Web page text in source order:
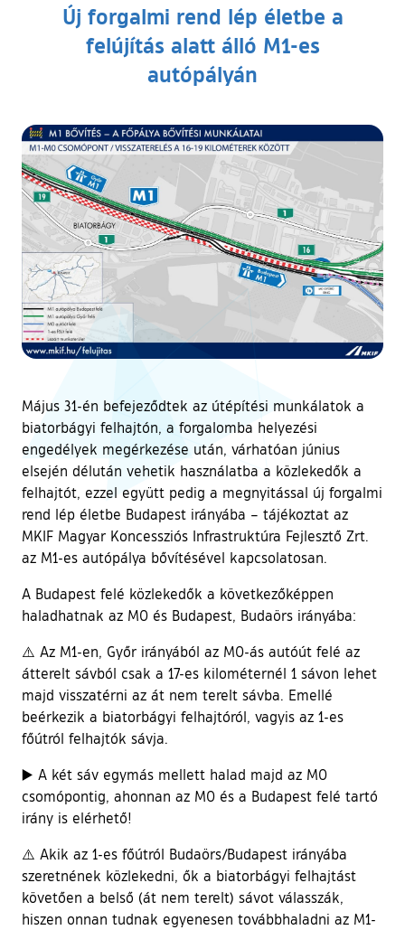
Új forgalmi rend lép életbe a
felújítás alatt álló M1-es
autópályán
Május 31-én befejeződtek az útépítési munkálatok a
biatorbágyi felhajtón, a forgalomba helyezési
engedélyek megérkezése után, várhatóan június
elsején délután vehetik használatba a közlekedők a
felhajtót, ezzel együtt pedig a megnyitással új forgalmi
rend lép életbe Budapest irányába – tájékoztat az
MKIF Magyar Koncessziós Infrastruktúra Fejlesztő Zrt.
az M1-es autópálya bővítésével kapcsolatosan.
A Budapest felé közlekedők a következőképpen
haladhatnak az M0 és Budapest, Budaörs irányába:
⚠️ Az M1-en, Győr irányából az M0-ás autóút felé az
átterelt sávból csak a 17-es kilométernél 1 sávon lehet
majd visszatérni az át nem terelt sávba. Emellé
beérkezik a biatorbágyi felhajtóról, vagyis az 1-es
főútról felhajtók sávja.
▶️ A két sáv egymás mellett halad majd az M0
csomópontig, ahonnan az M0 és a Budapest felé tartó
irány is elérhető!
⚠️ Akik az 1-es főútról Budaörs/Budapest irányába
szeretnének közlekedni, ők a biatorbágyi felhajtást
követően a belső (át nem terelt) sávot válasszák,
hiszen onnan tudnak egyenesen továbbhaladni az M1-